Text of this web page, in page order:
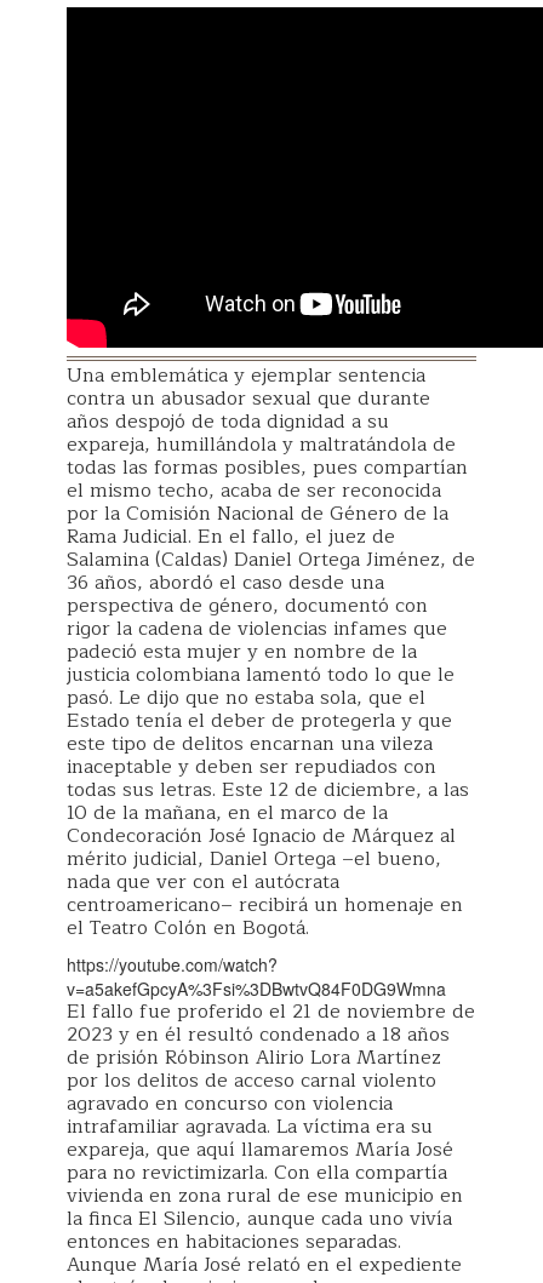
Una emblemática y ejemplar sentencia
contra un abusador sexual que durante
años despojó de toda dignidad a su
expareja, humillándola y maltratándola de
todas las formas posibles, pues compartían
el mismo techo, acaba de ser reconocida
por la Comisión Nacional de Género de la
Rama Judicial. En el fallo, el juez de
Salamina (Caldas) Daniel Ortega Jiménez, de
36 años, abordó el caso desde una
perspectiva de género, documentó con
rigor la cadena de violencias infames que
padeció esta mujer y en nombre de la
justicia colombiana lamentó todo lo que le
pasó. Le dijo que no estaba sola, que el
Estado tenía el deber de protegerla y que
este tipo de delitos encarnan una vileza
inaceptable y deben ser repudiados con
todas sus letras. Este 12 de diciembre, a las
10 de la mañana, en el marco de la
Condecoración José Ignacio de Márquez al
mérito judicial, Daniel Ortega –el bueno,
nada que ver con el autócrata
centroamericano– recibirá un homenaje en
el Teatro Colón en Bogotá.
https://youtube.com/watch?
v=a5akefGpcyA%3Fsi%3DBwtvQ84F0DG9Wmna
El fallo fue proferido el 21 de noviembre de
2023 y en él resultó condenado a 18 años
de prisión Róbinson Alirio Lora Martínez
por los delitos de acceso carnal violento
agravado en concurso con violencia
intrafamiliar agravada. La víctima era su
expareja, que aquí llamaremos María José
para no revictimizarla. Con ella compartía
vivienda en zona rural de ese municipio en
la finca El Silencio, aunque cada uno vivía
entonces en habitaciones separadas.
Aunque María José relató en el expediente